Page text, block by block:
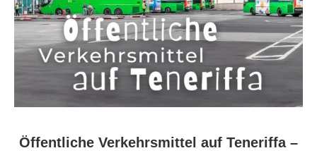
Öffentliche Verkehrsmittel auf Teneriffa –